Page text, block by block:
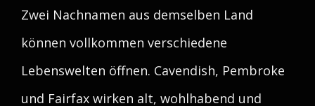
Zwei Nachnamen aus demselben Land
können vollkommen verschiedene
Lebenswelten öffnen. Cavendish, Pembroke
und Fairfax wirken alt, wohlhabend und